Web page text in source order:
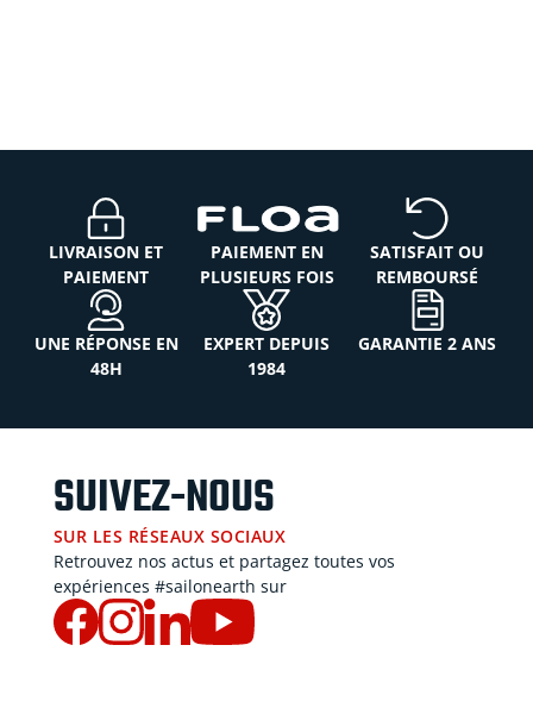
LIVRAISON ET
PAIEMENT
PAIEMENT EN
PLUSIEURS FOIS
SATISFAIT OU
REMBOURSÉ
UNE RÉPONSE EN
48H
EXPERT DEPUIS
1984
GARANTIE 2 ANS
SUIVEZ-NOUS
SUR LES RÉSEAUX SOCIAUX
Retrouvez nos actus et partagez toutes vos
expériences #sailonearth sur